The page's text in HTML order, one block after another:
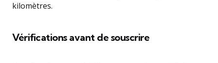
kilomètres.
Vérifications avant de souscrire